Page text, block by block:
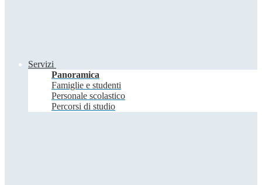
Servizi
Panoramica
Famiglie e studenti
Personale scolastico
Percorsi di studio